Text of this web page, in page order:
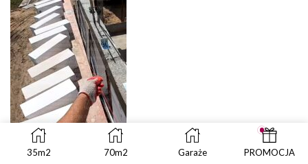
35m2 70m2 Garaże PROMOCJA